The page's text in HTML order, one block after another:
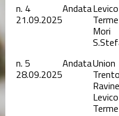
n. 4
21.09.2025
AndataLevico
Terme
Mori
n. 5
28.09.2025
AndataUnion
Trento
Levico
Terme